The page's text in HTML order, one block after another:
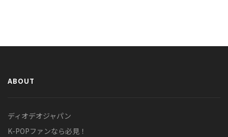
ABOUT
ディオデオジャパン
K-POPファンなら必見！